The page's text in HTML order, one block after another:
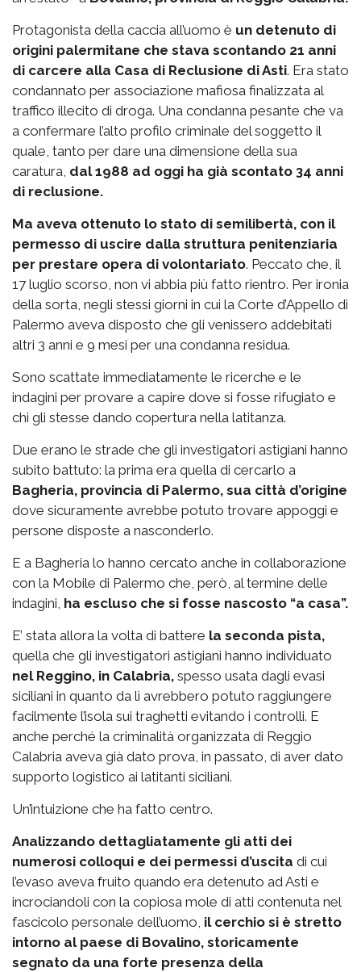
Protagonista della caccia all’uomo è un detenuto di
origini palermitane che stava scontando 21 anni
di carcere alla Casa di Reclusione di Asti. Era stato
condannato per associazione mafiosa finalizzata al
traffico illecito di droga. Una condanna pesante che va
a confermare l’alto profilo criminale del soggetto il
quale, tanto per dare una dimensione della sua
caratura, dal 1988 ad oggi ha già scontato 34 anni
di reclusione.
Ma aveva ottenuto lo stato di semilibertà, con il
permesso di uscire dalla struttura penitenziaria
per prestare opera di volontariato. Peccato che, il
17 luglio scorso, non vi abbia più fatto rientro. Per ironia
della sorta, negli stessi giorni in cui la Corte d’Appello di
Palermo aveva disposto che gli venissero addebitati
altri 3 anni e 9 mesi per una condanna residua.
Sono scattate immediatamente le ricerche e le
indagini per provare a capire dove si fosse rifugiato e
chi gli stesse dando copertura nella latitanza.
Due erano le strade che gli investigatori astigiani hanno
subito battuto: la prima era quella di cercarlo a
Bagheria, provincia di Palermo, sua città d’origine
dove sicuramente avrebbe potuto trovare appoggi e
persone disposte a nasconderlo.
E a Bagheria lo hanno cercato anche in collaborazione
con la Mobile di Palermo che, però, al termine delle
indagini, ha escluso che si fosse nascosto “a casa”.
E’ stata allora la volta di battere la seconda pista,
quella che gli investigatori astigiani hanno individuato
nel Reggino, in Calabria, spesso usata dagli evasi
siciliani in quanto da lì avrebbero potuto raggiungere
facilmente l’isola sui traghetti evitando i controlli. E
anche perché la criminalità organizzata di Reggio
Calabria aveva già dato prova, in passato, di aver dato
supporto logistico ai latitanti siciliani.
Un’intuizione che ha fatto centro.
Analizzando dettagliatamente gli atti dei
numerosi colloqui e dei permessi d’uscita di cui
l’evaso aveva fruito quando era detenuto ad Asti e
incrociandoli con la copiosa mole di atti contenuta nel
fascicolo personale dell’uomo, il cerchio si è stretto
intorno al paese di Bovalino, storicamente
segnato da una forte presenza della